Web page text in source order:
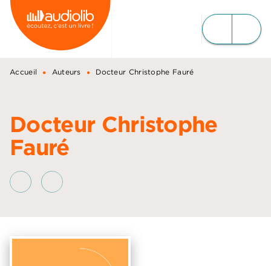
MENU RECHERCHE
CONTENU
PIED DE PAGE
Accueil • Auteurs • Docteur Christophe Fauré
Docteur Christophe
Fauré